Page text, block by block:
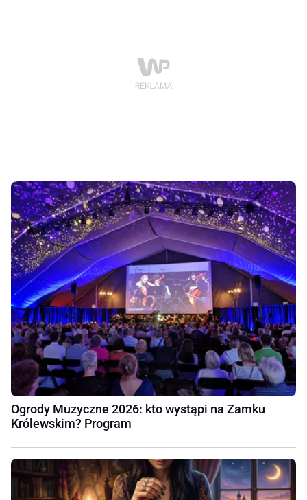
Ogrody Muzyczne 2026: kto wystąpi na Zamku
Królewskim? Program